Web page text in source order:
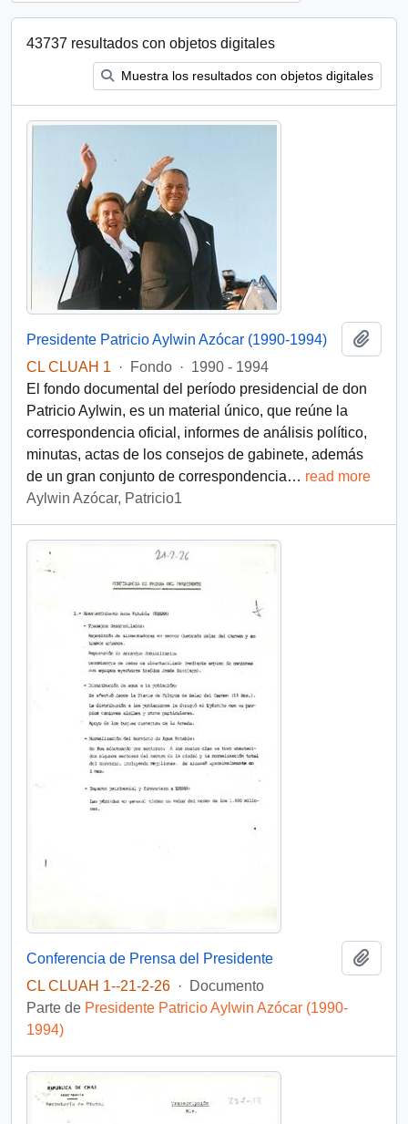
43737 resultados con objetos digitales
Muestra los resultados con objetos digitales
Presidente Patricio Aylwin Azócar (1990-1994)
CL CLUAH 1
· Fondo · 1990 - 1994
El fondo documental del período presidencial de don
Patricio Aylwin, es un material único, que reúne la
correspondencia oficial, informes de análisis político,
minutas, actas de los consejos de gabinete, además
de un gran conjunto de correspondencia… read more
Aylwin Azócar, Patricio1
Conferencia de Prensa del Presidente
CL CLUAH 1--21-2-26 ·
Documento
Parte de Presidente Patricio Aylwin Azócar (1990-
1994)